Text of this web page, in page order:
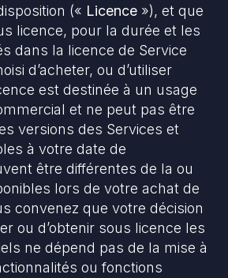
(« Licence »), et que
licence, pour la durée et les
dans la licence de Service
d’acheter, ou d’utiliser
est destinée à un usage
et ne peut pas être
versions des Services et
à votre date de
être différentes de la ou
lors de votre achat de
convenez que votre décision
ou d’obtenir sous licence les
ne dépend pas de la mise à
ou fonctions